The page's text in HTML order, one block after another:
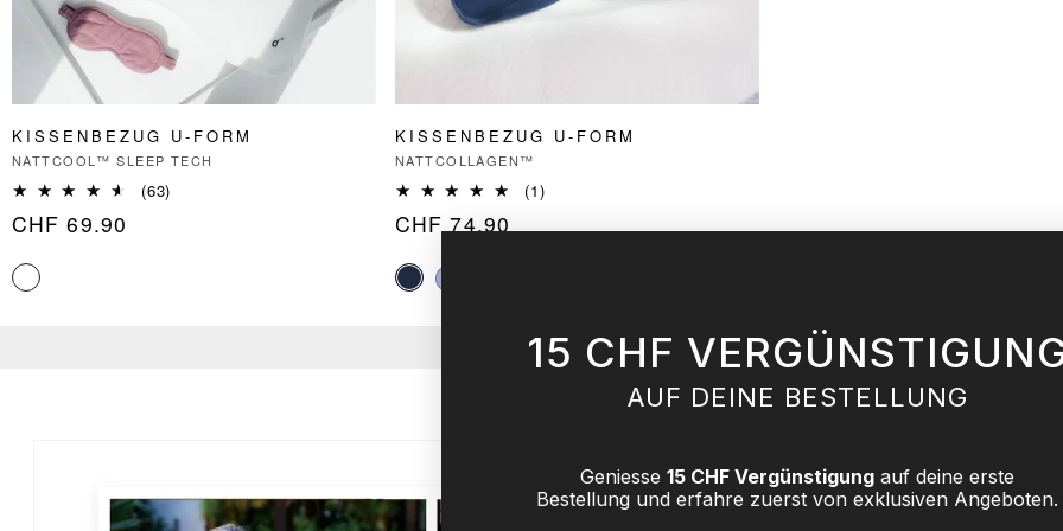
KISSENBEZUG U-FORM
Anbieter:
NATTCOOL™ SLEEP TECH
(63)
Normaler
CHF 69.90
KISSENBEZUG U-FORM
Anbieter:
NATTCOLLAGEN™
(1)1
insgesamt
Normaler
CHF 74.90
15 CHF
AUF DEINE BESTELLUNG
Geniesse 15 CHF Vergünstigung auf deine erste
Bestellung und erfahre zuerst von exklusiven Angeboten.